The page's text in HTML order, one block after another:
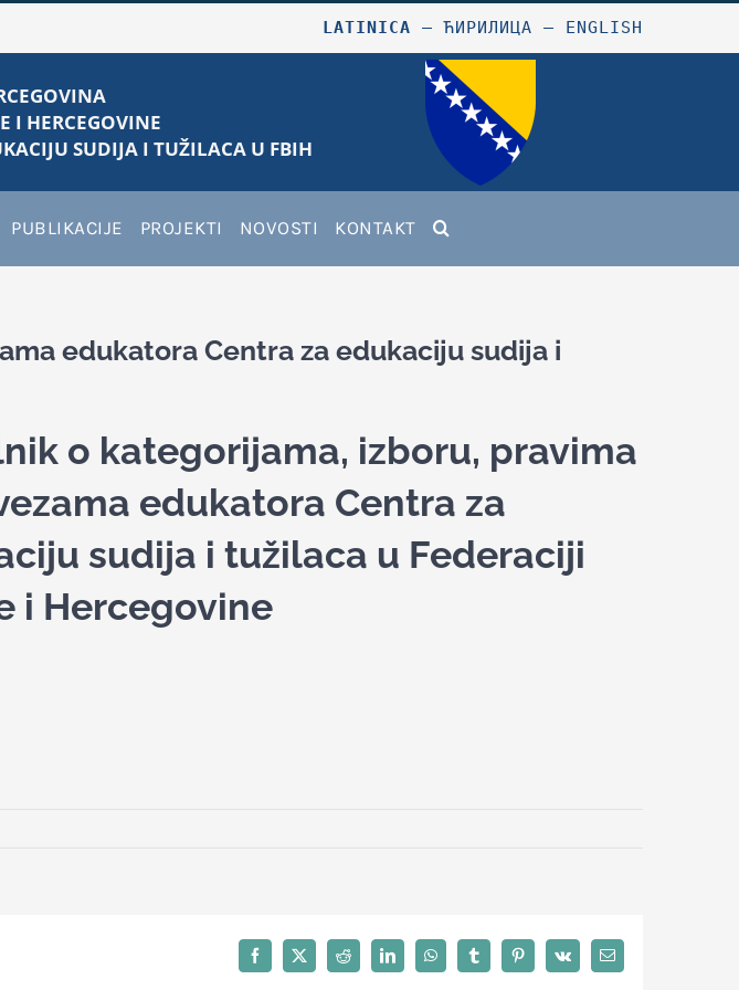
LATINICA –ЋИРИЛИЦА – ENGLISH
I HERCEGOVINE
SUDIJA I TUŽILACA U FBIH
PUBLIKACIJE PROJEKTI NOVOSTI KONTAKT
edukatora Centra za edukaciju sudija i
o kategorijama, izboru, pravima
edukatora Centra za
sudija i tužilaca u Federaciji
i Hercegovine
Facebook
X Reddit LinkedInWhatsAppTumblrPinterest
Vk Email